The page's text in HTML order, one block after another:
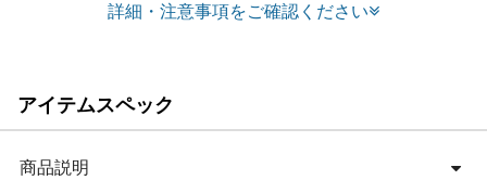
詳細・注意事項をご確認ください
アイテムスペック
商品説明